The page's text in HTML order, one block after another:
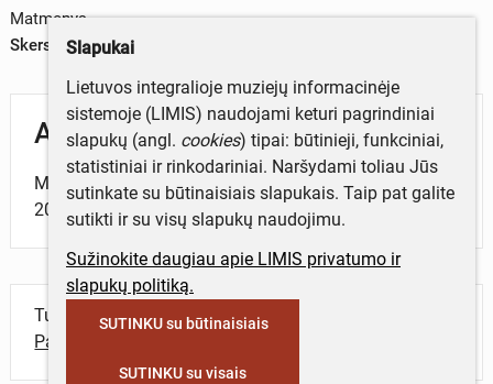
Matmenys
Skersmuo – 9,3 cm
Aprašymas
Medalis skirtas Šiaulių raj. kolūkio „Jaunoji gvardija"
20-mečiui.
Turite daugiau informacijos apie objektą?
Parašykite mums!
Slapukai
Lietuvos integralioje muziejų informacinėje
sistemoje (LIMIS) naudojami keturi pagrindiniai
slapukų (angl. cookies) tipai: būtinieji, funkciniai,
statistiniai ir rinkodariniai. Naršydami toliau Jūs
sutinkate su būtinaisiais slapukais. Taip pat galite
sutikti ir su visų slapukų naudojimu.
Sužinokite daugiau apie LIMIS privatumo ir
slapukų politiką.
SUTINKU su būtinaisiais
SUTINKU su visais